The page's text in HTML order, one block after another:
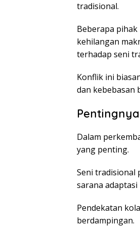
tradisional.
Beberapa
kehilangan
terhadap seni
Konflik ini
dan kebebasan
Dalam
yang penting.
Seni tradisional
sarana
Pendekatan
berdampingan.